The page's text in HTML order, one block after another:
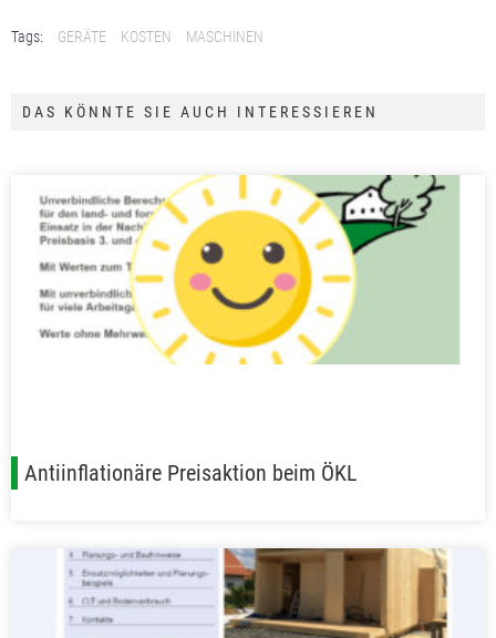
Tags: GERÄTE KOSTEN MASCHINEN
DAS KÖNNTE SIE AUCH INTERESSIEREN
Antiinflationäre Preisaktion beim ÖKL